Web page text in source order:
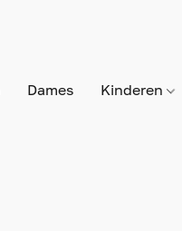
Dames Kinderen